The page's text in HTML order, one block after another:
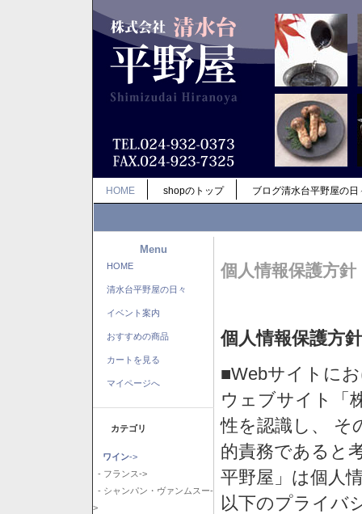
HOME shopのトップ ブログ清水台平野屋の日
Menu
HOME
清水台平野屋の日々
イベント案内
おすすめの商品
カートを見る
マイページへ
カテゴリ
ワイン->
- フランス->
- シャンパン・ヴァンムスー-
>
個人情報保護方針
個人情報保護方針
■Webサイトに
ウェブサイト「
性を認識し、 そ
的責務であると
平野屋」は個人
以下のプライバ